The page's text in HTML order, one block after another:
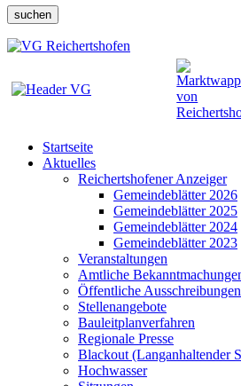
suchen
Startseite
Aktuelles
Reichertshofener Anzeiger
Gemeindeblätter 2026
Gemeindeblätter 2025
Gemeindeblätter 2024
Gemeindeblätter 2023
Veranstaltungen
Amtliche
Öffentliche Ausschreibungen
Stellenangebote
Bauleitplanverfahren
Regionale Presse
Blackout (Langanhaltender
Hochwasser